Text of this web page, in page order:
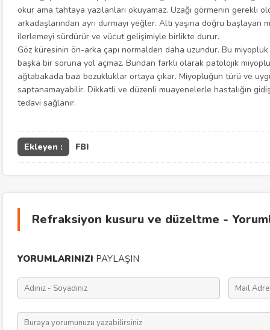
okur ama tahtaya yazılanları okuyamaz. Uzağı görmenin gerekli
arkadaşlarından ayrı durmayı yeğler. Altı yaşına doğru başlayan
ilerlemeyi sürdürür ve vücut gelişimiyle birlikte durur.
Göz küresinin ön-arka çapı normalden daha uzundur. Bu
başka bir soruna yol açmaz. Bundan farklı olarak patolojik
ağtabakada bazı bozukluklar ortaya çıkar. Miyopluğun türü ve
saptanamayabilir. Dikkatli ve düzenli muayenelerle hastalığın
tedavi sağlanır.
Ekleyen : FBI
Refraksiyon kusuru ve düzeltme -
YORUMLARINIZI PAYLAŞIN